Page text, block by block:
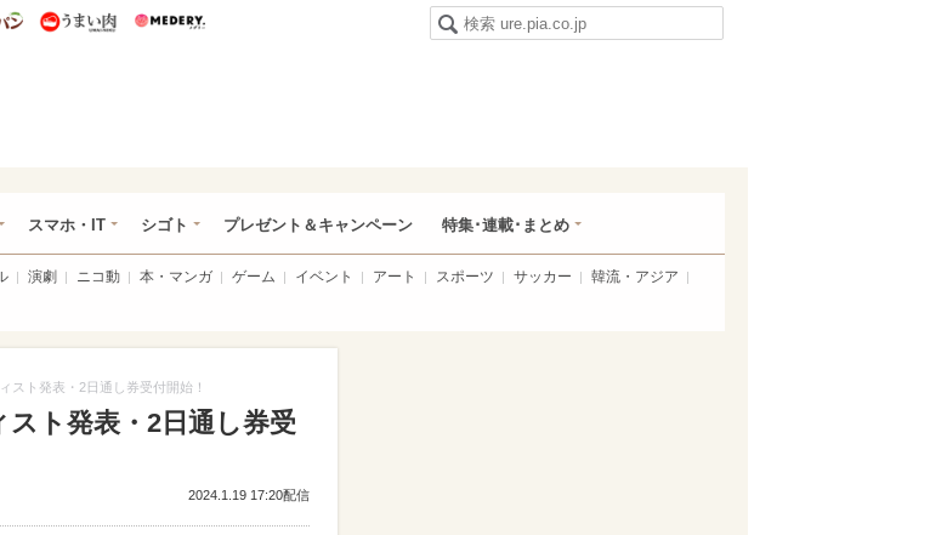
し うまいパン うまい肉
スマホ・IT シゴト プレゼント＆キャンペーン 特集･連載･まとめ
演劇 ニコ動 本・マンガ ゲーム イベント アート スポーツ サッカー
韓流・アジア
スト発表・2日通し券受付開始！
スト発表・2日通し券受
2024.1.19 17:20配信